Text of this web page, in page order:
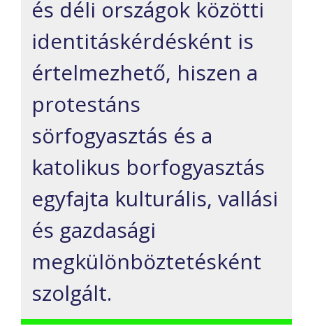
és déli országok közötti
identitáskérdésként is
értelmezhető, hiszen a
protestáns
sörfogyasztás és a
katolikus borfogyasztás
egyfajta kulturális, vallási
és gazdasági
megkülönböztetésként
szolgált.